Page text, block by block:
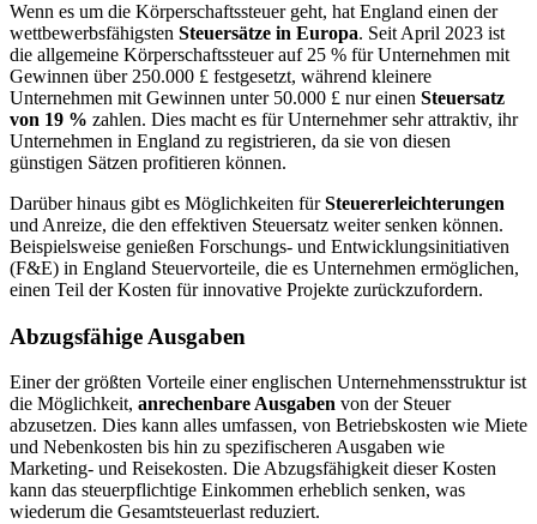
Wenn es um die Körperschaftssteuer geht, hat England einen der
wettbewerbsfähigsten Steuersätze in Europa. Seit April 2023 ist
die allgemeine Körperschaftssteuer auf 25 % für Unternehmen mit
Gewinnen über 250.000 £ festgesetzt, während kleinere
Unternehmen mit Gewinnen unter 50.000 £ nur einen Steuersatz
von 19 % zahlen. Dies macht es für Unternehmer sehr attraktiv, ihr
Unternehmen in England zu registrieren, da sie von diesen
günstigen Sätzen profitieren können.
Darüber hinaus gibt es Möglichkeiten fürSteuererleichterungen
und Anreize, die den effektiven Steuersatz weiter senken können.
Beispielsweise genießen Forschungs- und Entwicklungsinitiativen
(F&E) in England Steuervorteile, die es Unternehmen ermöglichen,
einen Teil der Kosten für innovative Projekte zurückzufordern.
Abzugsfähige Ausgaben
Einer der größten Vorteile einer englischen Unternehmensstruktur ist
die Möglichkeit, anrechenbare Ausgaben von der Steuer
abzusetzen. Dies kann alles umfassen, von Betriebskosten wie Miete
und Nebenkosten bis hin zu spezifischeren Ausgaben wie
Marketing- und Reisekosten. Die Abzugsfähigkeit dieser Kosten
kann das steuerpflichtige Einkommen erheblich senken, was
wiederum die Gesamtsteuerlast reduziert.